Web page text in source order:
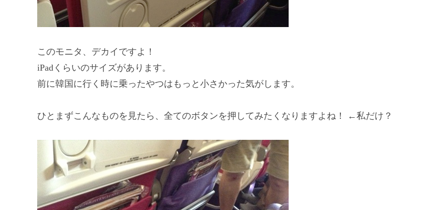
このモニタ、デカイですよ！
iPadくらいのサイズがあります。
前に韓国に行く時に乗ったやつはもっと小さかった気がします。
ひとまずこんなものを見たら、全てのボタンを押してみたくなりますよね！ ←私だけ？